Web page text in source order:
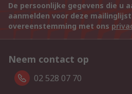
De persoonlijke gegevens die u
aanmelden voor deze
overeenstemming met ons
Neem contact op
02 528 07 70